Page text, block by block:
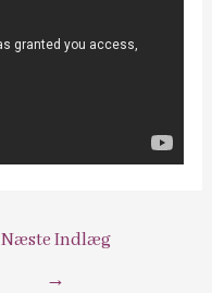
Næste Indlæg
→